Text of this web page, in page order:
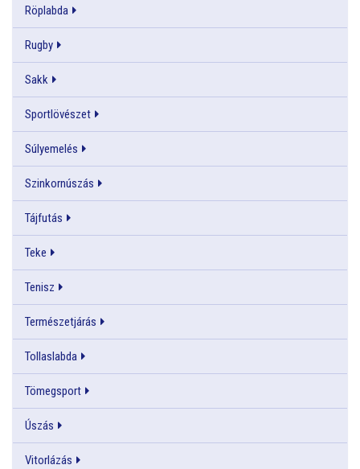
Röplabda
Rugby
Sakk
Sportlövészet
Súlyemelés
Szinkornúszás
Tájfutás
Teke
Tenisz
Természetjárás
Tollaslabda
Tömegsport
Úszás
Vitorlázás